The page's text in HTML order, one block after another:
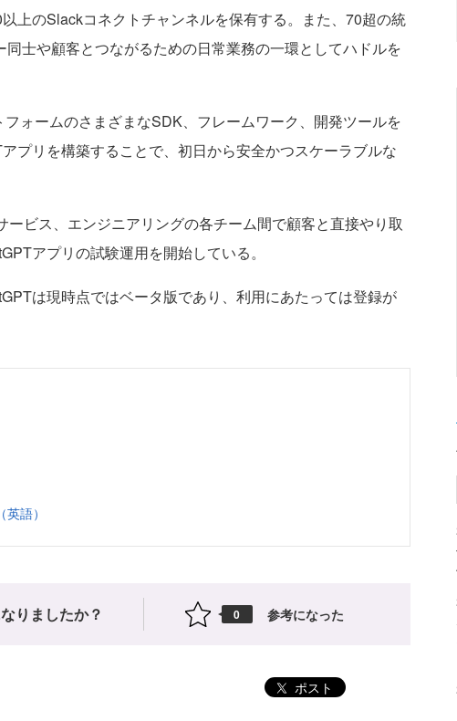
上のSlackコネクトチャンネルを保有する。また、70超の統
士や顧客とつながるための日常業務の一環としてハドルを
ォームのさまざまなSDK、フレームワーク、開発ツールを
プリを構築することで、初日から安全かつスケーラブルな
ービス、エンジニアリングの各チーム間で顧客と直接やり取
アプリの試験運用を開始している。
は現時点ではベータ版であり、利用にあたっては登録が
語）
りましたか？ 0 参考になった
ポスト